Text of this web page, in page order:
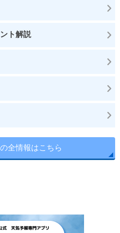
ト解説
全情報はこちら